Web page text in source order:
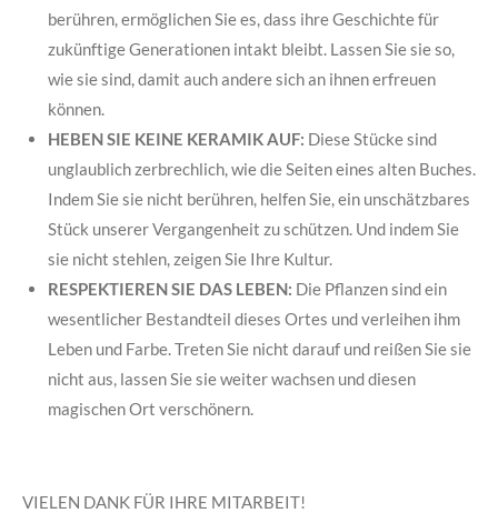
berühren, ermöglichen Sie es, dass ihre Geschichte für
zukünftige Generationen intakt bleibt. Lassen Sie sie so,
wie sie sind, damit auch andere sich an ihnen erfreuen
können.
HEBEN SIE KEINE KERAMIK AUF: Diese Stücke sind
unglaublich zerbrechlich, wie die Seiten eines alten Buches.
Indem Sie sie nicht berühren, helfen Sie, ein unschätzbares
Stück unserer Vergangenheit zu schützen. Und indem Sie
sie nicht stehlen, zeigen Sie Ihre Kultur.
RESPEKTIEREN SIE DAS LEBEN: Die Pflanzen sind ein
wesentlicher Bestandteil dieses Ortes und verleihen ihm
Leben und Farbe. Treten Sie nicht darauf und reißen Sie sie
nicht aus, lassen Sie sie weiter wachsen und diesen
magischen Ort verschönern.
VIELEN DANK FÜR IHRE MITARBEIT!